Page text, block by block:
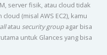
server fisik, atau cloud tidak
(misal AWS EC2), kamu
atau security groupagar bisa
untuk Glances yang bisa